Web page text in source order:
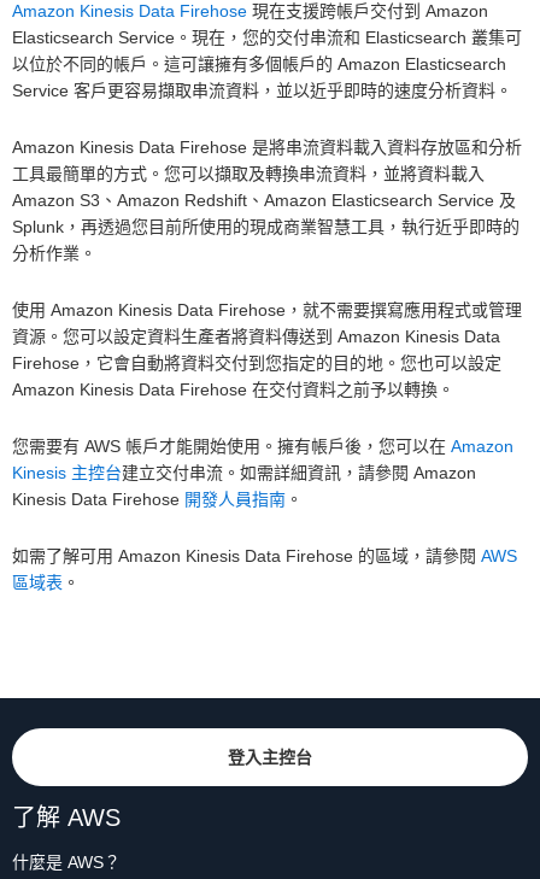
Amazon Kinesis Data Firehose 現在支援跨帳戶交付到 Amazon
Elasticsearch Service。現在，您的交付串流和 Elasticsearch 叢集可
以位於不同的帳戶。這可讓擁有多個帳戶的 Amazon Elasticsearch
Service 客戶更容易擷取串流資料，並以近乎即時的速度分析資料。
Amazon Kinesis Data Firehose 是將串流資料載入資料存放區和分析
工具最簡單的方式。您可以擷取及轉換串流資料，並將資料載入
Amazon S3、Amazon Redshift、Amazon Elasticsearch Service 及
Splunk，再透過您目前所使用的現成商業智慧工具，執行近乎即時的
分析作業。
使用 Amazon Kinesis Data Firehose，就不需要撰寫應用程式或管理
資源。您可以設定資料生產者將資料傳送到 Amazon Kinesis Data
Firehose，它會自動將資料交付到您指定的目的地。您也可以設定
Amazon Kinesis Data Firehose 在交付資料之前予以轉換。
您需要有 AWS 帳戶才能開始使用。擁有帳戶後，您可以在 Amazon
Kinesis 主控台建立交付串流。如需詳細資訊，請參閱 Amazon
Kinesis Data Firehose 開發人員指南 。
如需了解可用 Amazon Kinesis Data Firehose 的區域，請參閱 AWS
區域表 。
登入主控台
了解 AWS
什麼是 AWS？